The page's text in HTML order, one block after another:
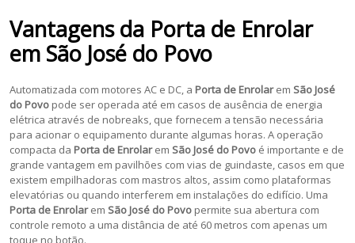
Vantagens da Porta de Enrolar
em São José do Povo
Automatizada com motores AC e DC, a Porta de Enrolarem São José
do Povo pode ser operada até em casos de ausência de energia
elétrica através de nobreaks, que fornecem a tensão necessária
para acionar o equipamento durante algumas horas. A operação
compacta da Porta de Enrolarem São José do Povo é importante e de
grande vantagem em pavilhões com vias de guindaste, casos em que
existem empilhadoras com mastros altos, assim como plataformas
elevatórias ou quando interferem em instalações do edifício. Uma
Porta de Enrolarem São José do Povo permite sua abertura com
controle remoto a uma distância de até 60 metros com apenas um
toque no botão.